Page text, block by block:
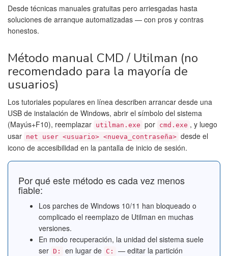
Desde técnicas manuales gratuitas pero arriesgadas hasta
soluciones de arranque automatizadas — con pros y contras
honestos.
Método manual CMD / Utilman (no
recomendado para la mayoría de
usuarios)
Los tutoriales populares en línea describen arrancar desde una
USB de instalación de Windows, abrir el símbolo del sistema
(Mayús+F10), reemplazar utilman.exe por cmd.exe , y luego
usar net user <usuario> <nueva_contraseña> desde el
icono de accesibilidad en la pantalla de inicio de sesión.
Por qué este método es cada vez menos
fiable:
Los parches de Windows 10/11 han bloqueado o
complicado el reemplazo de Utilman en muchas
versiones.
En modo recuperación, la unidad del sistema suele
ser D: en lugar de C:
— editar la partición